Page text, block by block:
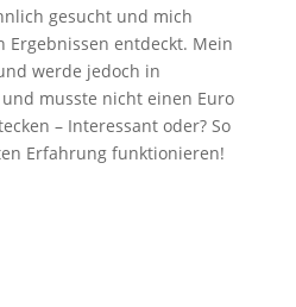
gesucht und mich
Ergebnissen entdeckt. Mein
werde jedoch in
musste nicht einen Euro
– Interessant oder? So
Erfahrung funktionieren!